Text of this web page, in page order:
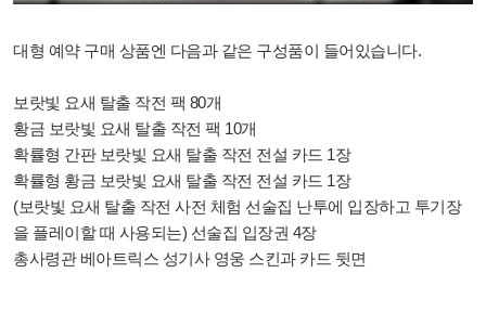
대형 예약 구매 상품엔 다음과 같은 구성품이 들어있습니다.
보랏빛 요새 탈출 작전 팩 80개
황금 보랏빛 요새 탈출 작전 팩 10개
확률형 간판 보랏빛 요새 탈출 작전 전설 카드 1장
확률형 황금 보랏빛 요새 탈출 작전 전설 카드 1장
(보랏빛 요새 탈출 작전 사전 체험 선술집 난투에 입장하고 투기장
을 플레이할 때 사용되는) 선술집 입장권 4장
총사령관 베아트릭스 성기사 영웅 스킨과 카드 뒷면